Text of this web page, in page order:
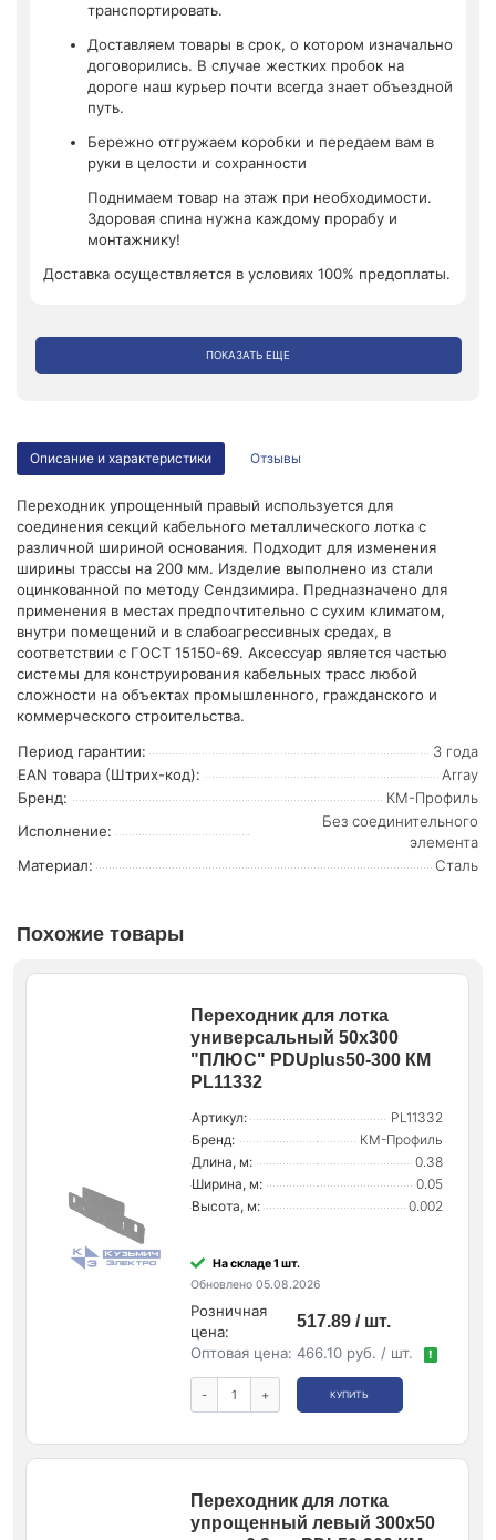
транспортировать.
Доставляем товары в срок, о котором изначально
договорились. В случае жестких пробок на
дороге наш курьер почти всегда знает объездной
путь.
Бережно отгружаем коробки и передаем вам в
руки в целости и сохранности
Поднимаем товар на этаж при необходимости.
Здоровая спина нужна каждому прорабу и
монтажнику!
Доставка осуществляется в условиях 100% предоплаты.
ПОКАЗАТЬ ЕЩЕ
Описание и характеристики Отзывы
Переходник упрощенный правый используется для
соединения секций кабельного металлического лотка с
различной шириной основания. Подходит для изменения
ширины трассы на 200 мм. Изделие выполнено из стали
оцинкованной по методу Сендзимира. Предназначено для
применения в местах предпочтительно с сухим климатом,
внутри помещений и в слабоагрессивных средах, в
соответствии с ГОСТ 15150-69. Аксессуар является частью
системы для конструирования кабельных трасс любой
сложности на объектах промышленного, гражданского и
коммерческого строительства.
Период гарантии:
3 года
EAN товара (Штрих-код):
Array
Бренд:
КМ-Профиль
Исполнение:
Без соединительного
элемента
Материал:
Сталь
Похожие товары
Переходник для лотка
универсальный 50х300
"ПЛЮС" PDUplus50-300 КМ
PL11332
Артикул:
PL11332
Бренд:
КМ-Профиль
Длина, м:
0.38
Ширина, м:
0.05
Высота, м:
0.002
На складе 1 шт.
Обновлено 05.08.2026
Розничная
цена:
517.89 / шт.
Оптовая цена: 466.10 руб. / шт. !
- + КУПИТЬ
Переходник для лотка
упрощенный левый 300х50